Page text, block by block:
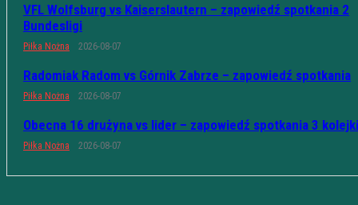
VFL Wolfsburg vs Kaiserslautern – zapowiedź spotkania 2
Bundesligi
Piłka Nożna 2026-08-07
Radomiak Radom vs Górnik Zabrze – zapowiedź spotkania
Piłka Nożna 2026-08-07
Obecna 16 drużyna vs lider – zapowiedź spotkania 3 kolejki
Piłka Nożna 2026-08-07